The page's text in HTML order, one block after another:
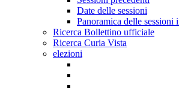
Date delle sessioni
Panoramica delle sessioni
Ricerca Bollettino ufficiale
Ricerca Curia Vista
elezioni